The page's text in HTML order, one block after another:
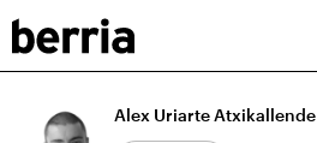
Alex Uriarte Atxikallende